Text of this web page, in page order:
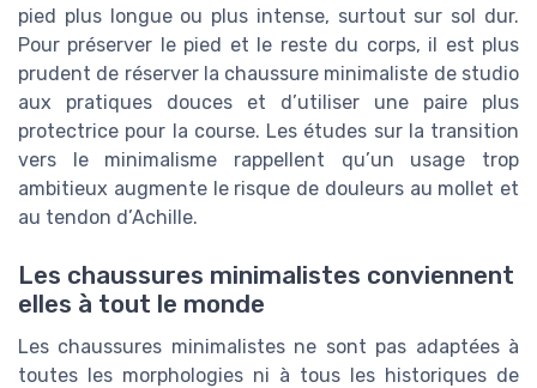
pied plus longue ou plus intense, surtout sur sol dur.
Pour préserver le pied et le reste du corps, il est plus
prudent de réserver la chaussure minimaliste de studio
aux pratiques douces et d’utiliser une paire plus
protectrice pour la course. Les études sur la transition
vers le minimalisme rappellent qu’un usage trop
ambitieux augmente le risque de douleurs au mollet et
au tendon d’Achille.
Les chaussures minimalistes conviennent
elles à tout le monde
Les chaussures minimalistes ne sont pas adaptées à
toutes les morphologies ni à tous les historiques de